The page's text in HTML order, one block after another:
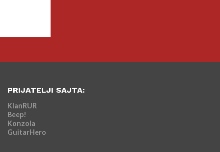
PRIJATELJI SAJTA:
KlanRUR
Beep!
Konzola
GuitarHero